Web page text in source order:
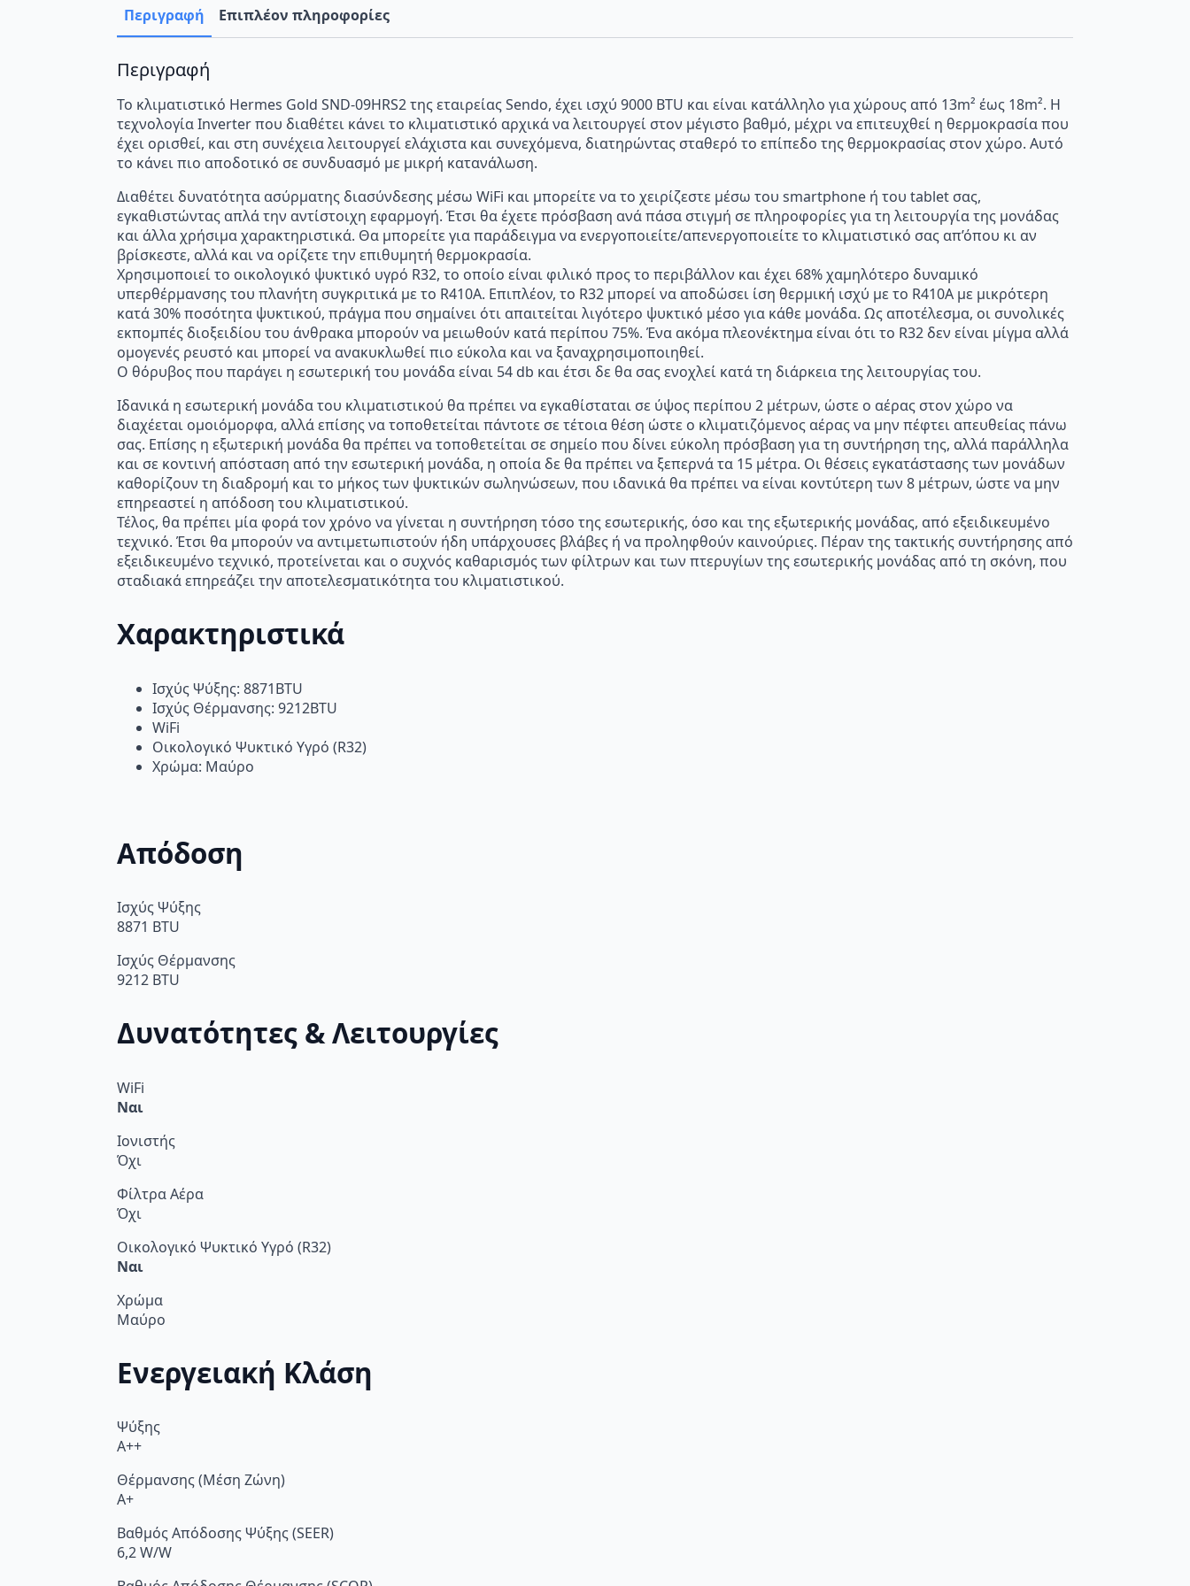
Περιγραφή Επιπλέον πληροφορίες
Περιγραφή
Το κλιματιστικό Hermes Gold SND-09HRS2 της εταιρείας Sendo, έχει ισχύ 9000 BTU και είναι κατάλληλο για χώρους από 13m² έως 18m². Η
τεχνολογία Inverter που διαθέτει κάνει το κλιματιστικό αρχικά να λειτουργεί στον μέγιστο βαθμό, μέχρι να επιτευχθεί η θερμοκρασία που
έχει ορισθεί, και στη συνέχεια λειτουργεί ελάχιστα και συνεχόμενα, διατηρώντας σταθερό το επίπεδο της θερμοκρασίας στον χώρο. Αυτό
το κάνει πιο αποδοτικό σε συνδυασμό με μικρή κατανάλωση.
Διαθέτει δυνατότητα ασύρματης διασύνδεσης μέσω WiFi και μπορείτε να το χειρίζεστε μέσω του smartphone ή του tablet σας,
εγκαθιστώντας απλά την αντίστοιχη εφαρμογή. Έτσι θα έχετε πρόσβαση ανά πάσα στιγμή σε πληροφορίες για τη λειτουργία της μονάδας
και άλλα χρήσιμα χαρακτηριστικά. Θα μπορείτε για παράδειγμα να ενεργοποιείτε/απενεργοποιείτε το κλιματιστικό σας απ’όπου κι αν
βρίσκεστε, αλλά και να ορίζετε την επιθυμητή θερμοκρασία.
Χρησιμοποιεί το οικολογικό ψυκτικό υγρό R32, το οποίο είναι φιλικό προς το περιβάλλον και έχει 68% χαμηλότερο δυναμικό
υπερθέρμανσης του πλανήτη συγκριτικά με το R410A. Επιπλέον, το R32 μπορεί να αποδώσει ίση θερμική ισχύ με το R410A με μικρότερη
κατά 30% ποσότητα ψυκτικού, πράγμα που σημαίνει ότι απαιτείται λιγότερο ψυκτικό μέσο για κάθε μονάδα. Ως αποτέλεσμα, οι συνολικές
εκπομπές διοξειδίου του άνθρακα μπορούν να μειωθούν κατά περίπου 75%. Ένα ακόμα πλεονέκτημα είναι ότι το R32 δεν είναι μίγμα αλλά
ομογενές ρευστό και μπορεί να ανακυκλωθεί πιο εύκολα και να ξαναχρησιμοποιηθεί.
Ο θόρυβος που παράγει η εσωτερική του μονάδα είναι 54 db και έτσι δε θα σας ενοχλεί κατά τη διάρκεια της λειτουργίας του.
Ιδανικά η εσωτερική μονάδα του κλιματιστικού θα πρέπει να εγκαθίσταται σε ύψος περίπου 2 μέτρων, ώστε ο αέρας στον χώρο να
διαχέεται ομοιόμορφα, αλλά επίσης να τοποθετείται πάντοτε σε τέτοια θέση ώστε ο κλιματιζόμενος αέρας να μην πέφτει απευθείας πάνω
σας. Επίσης η εξωτερική μονάδα θα πρέπει να τοποθετείται σε σημείο που δίνει εύκολη πρόσβαση για τη συντήρηση της, αλλά παράλληλα
και σε κοντινή απόσταση από την εσωτερική μονάδα, η οποία δε θα πρέπει να ξεπερνά τα 15 μέτρα. Οι θέσεις εγκατάστασης των μονάδων
καθορίζουν τη διαδρομή και το μήκος των ψυκτικών σωληνώσεων, που ιδανικά θα πρέπει να είναι κοντύτερη των 8 μέτρων, ώστε να μην
επηρεαστεί η απόδοση του κλιματιστικού.
Τέλος, θα πρέπει μία φορά τον χρόνο να γίνεται η συντήρηση τόσο της εσωτερικής, όσο και της εξωτερικής μονάδας, από εξειδικευμένο
τεχνικό. Έτσι θα μπορούν να αντιμετωπιστούν ήδη υπάρχουσες βλάβες ή να προληφθούν καινούριες. Πέραν της τακτικής συντήρησης από
εξειδικευμένο τεχνικό, προτείνεται και ο συχνός καθαρισμός των φίλτρων και των πτερυγίων της εσωτερικής μονάδας από τη σκόνη, που
σταδιακά επηρεάζει την αποτελεσματικότητα του κλιματιστικού.
Χαρακτηριστικά
Ισχύς Ψύξης: 8871BTU
Ισχύς Θέρμανσης: 9212BTU
WiFi
Οικολογικό Ψυκτικό Υγρό (R32)
Χρώμα: Μαύρο
Απόδοση
Ισχύς Ψύξης
8871 BTU
Ισχύς Θέρμανσης
9212 BTU
Δυνατότητες & Λειτουργίες
WiFi
Ναι
Ιονιστής
Όχι
Φίλτρα Αέρα
Όχι
Οικολογικό Ψυκτικό Υγρό (R32)
Ναι
Χρώμα
Μαύρο
Ενεργειακή Κλάση
Ψύξης
A++
Θέρμανσης (Μέση Ζώνη)
A+
Βαθμός Απόδοσης Ψύξης (SEER)
6,2 W/W